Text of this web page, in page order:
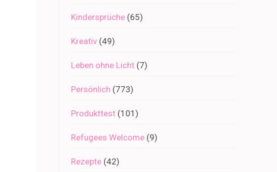
Kindersprüche (65)
Kreativ (49)
Leben ohne Licht (7)
Persönlich (773)
Produkttest (101)
Refugees Welcome (9)
Rezepte (42)